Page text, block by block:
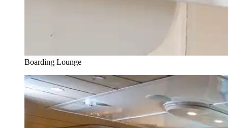
Boarding Lounge